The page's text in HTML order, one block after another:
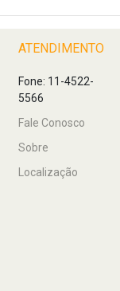
ATENDIMENTO
Fone: 11-4522-
5566
Fale Conosco
Sobre
Localização